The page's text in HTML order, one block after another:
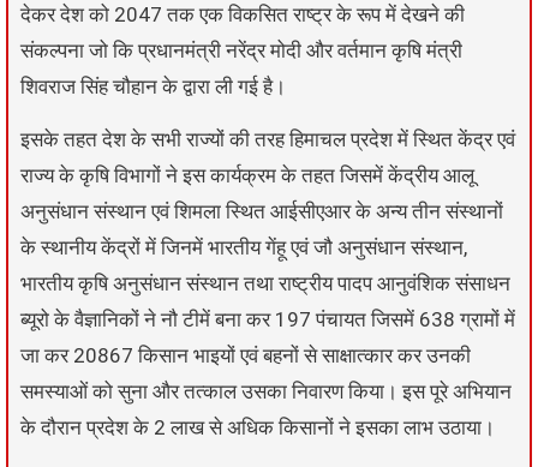
देकर देश को 2047 तक एक विकसित राष्ट्र के रूप में देखने की
संकल्पना जो कि प्रधानमंत्री नरेंद्र मोदी और वर्तमान कृषि मंत्री
शिवराज सिंह चौहान के द्वारा ली गई है।
इसके तहत देश के सभी राज्यों की तरह हिमाचल प्रदेश में स्थित केंद्र एवं
राज्य के कृषि विभागों ने इस कार्यक्रम के तहत जिसमें केंद्रीय आलू
अनुसंधान संस्थान एवं शिमला स्थित आईसीएआर के अन्य तीन संस्थानों
के स्थानीय केंद्रों में जिनमें भारतीय गेंहू एवं जौ अनुसंधान संस्थान,
भारतीय कृषि अनुसंधान संस्थान तथा राष्ट्रीय पादप आनुवंशिक संसाधन
ब्यूरो के वैज्ञानिकों ने नौ टीमें बना कर 197 पंचायत जिसमें 638 ग्रामों में
जा कर 20867 किसान भाइयों एवं बहनों से साक्षात्कार कर उनकी
समस्याओं को सुना और तत्काल उसका निवारण किया। इस पूरे अभियान
के दौरान प्रदेश के 2 लाख से अधिक किसानों ने इसका लाभ उठाया।